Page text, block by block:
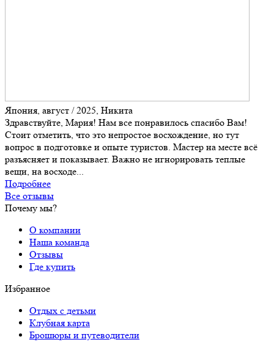
Япония, август / 2025, Никита
Здравствуйте, Мария! Нам все понравилось спасибо Вам!
Стоит отметить, что это непростое восхождение, но тут
вопрос в подготовке и опыте туристов. Мастер на месте всё
разъясняет и показывает. Важно не игнорировать теплые
вещи, на восходе...
Подробнее
Все отзывы
Почему мы?
О компании
Наша команда
Отзывы
Где купить
Избранное
Отдых с детьми
Клубная карта
Брошюры и путеводители